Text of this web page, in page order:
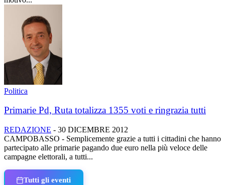
Politica
Primarie Pd, Ruta totalizza 1355 voti e ringrazia tutti
REDAZIONE - 30 DICEMBRE 2012
CAMPOBASSO - Semplicemente grazie a tutti i cittadini che hanno
partecipato alle primarie pagando due euro nella più veloce delle
campagne elettorali, a tutti...
Tutti gli eventi